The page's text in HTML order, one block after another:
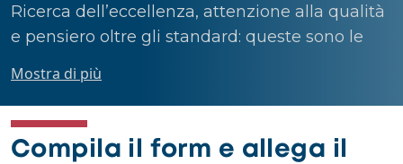
Ricerca dell’eccellenza, attenzione alla qualità
e pensiero oltre gli standard: queste sono le
Mostra di più
Compila il form e allega il